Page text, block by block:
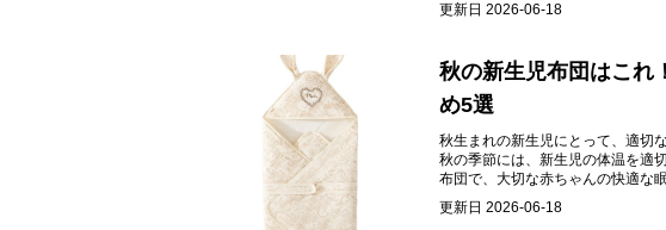
更新日 2026-06-18
秋の新生児布団はこれ
め5選
秋生まれの新生児にとって、適切
秋の季節には、新生児の体温を適
布団で、大切な赤ちゃんの快適な
更新日 2026-06-18